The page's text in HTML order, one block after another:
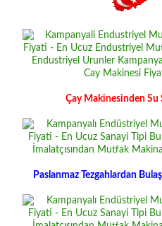
Çay Makinesinden Su
Paslanmaz Tezgahlardan